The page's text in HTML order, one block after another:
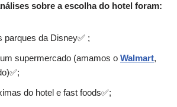
sobre a escolha do hotel foram:
parques da Disney✅ ;
supermercado (amamos o Walmart,
do hotel e fast foods✅;